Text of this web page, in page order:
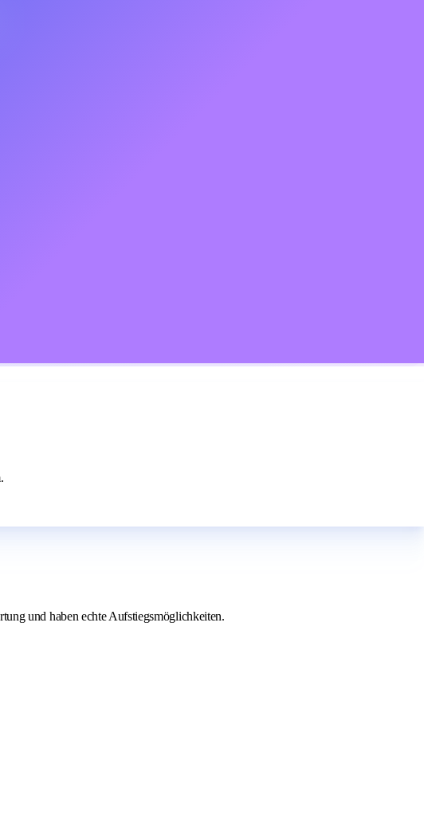
und haben echte Aufstiegsmöglichkeiten.